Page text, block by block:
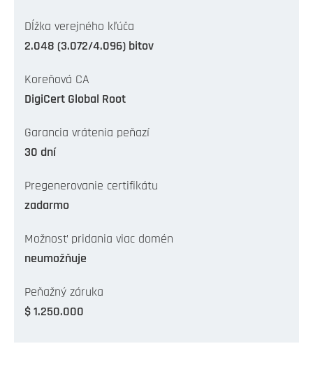
Dĺžka verejného kľúča
2.048 (3.072/4.096) bitov
Koreňová CA
DigiCert Global Root
Garancia vrátenia peňazí
30 dní
Pregenerovanie certifikátu
zadarmo
Možnosť pridania viac domén
neumožňuje
Peňažný záruka
$ 1.250.000